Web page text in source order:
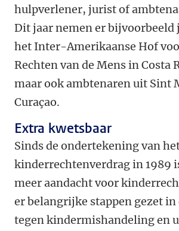
hulpverlener, jurist of
Dit jaar nemen er bijvoorbeeld
het Inter-Amerikaanse Hof
Rechten van de Mens in Costa
maar ook ambtenaren uit Sint
Curaçao.
Extra kwetsbaar
Sinds de ondertekening van
kinderrechtenverdrag in 1989
meer aandacht voor
er belangrijke stappen gezet
tegen kindermishandeling en